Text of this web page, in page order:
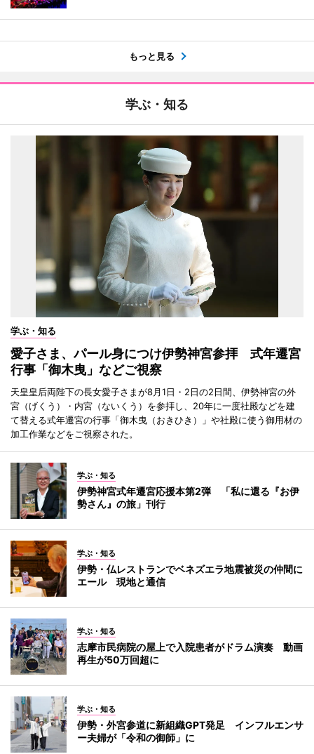
もっと見る
学ぶ・知る
学ぶ・知る
愛子さま、パール身につけ伊勢神宮参拝 式年遷宮
行事「御木曳」などご視察
天皇皇后両陛下の長女愛子さまが8月1日・2日の2日間、伊勢神宮の外
宮（げくう）・内宮（ないくう）を参拝し、20年に一度社殿などを建
て替える式年遷宮の行事「御木曳（おきひき）」や社殿に使う御用材の
加工作業などをご視察された。
学ぶ・知る
伊勢神宮式年遷宮応援本第2弾 「私に還る『お伊
勢さん』の旅」刊行
学ぶ・知る
伊勢・仏レストランでベネズエラ地震被災の仲間に
エール 現地と通信
学ぶ・知る
志摩市民病院の屋上で入院患者がドラム演奏 動画
再生が50万回超に
学ぶ・知る
伊勢・外宮参道に新組織GPT発足 インフルエンサ
ー夫婦が「令和の御師」に